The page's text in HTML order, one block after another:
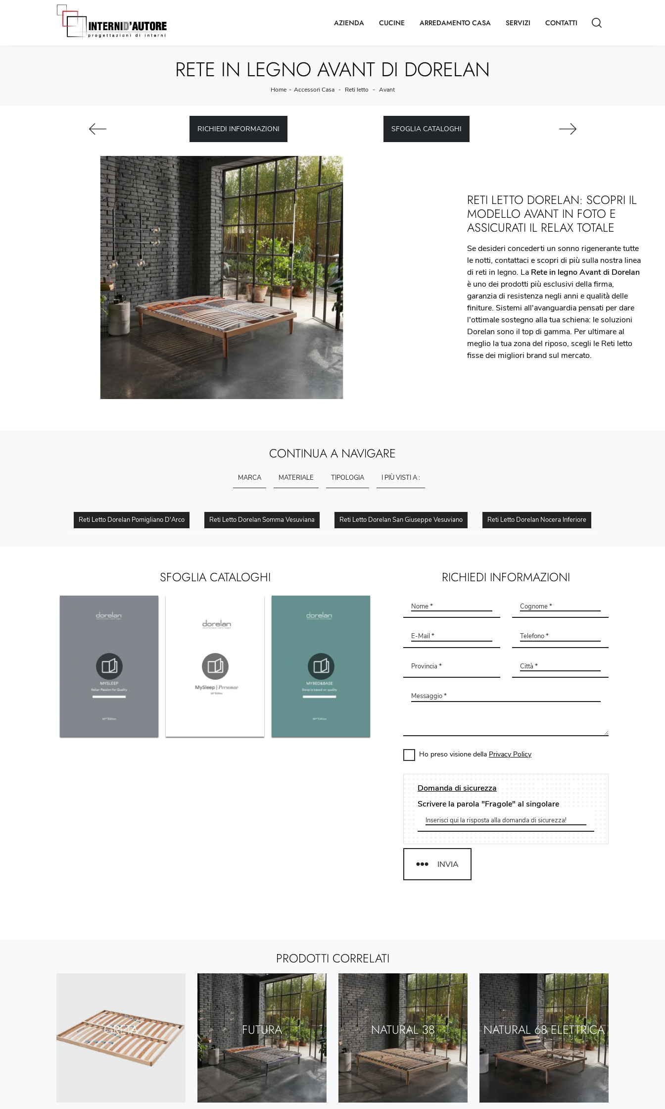
AZIENDA CUCINE ARREDAMENTO CASA SERVIZI CONTATTI
RETE IN LEGNO AVANT DI DORELAN
Home - Accessori Casa - Reti letto - Avant
RICHIEDI INFORMAZIONI SFOGLIA CATALOGHI
RETI LETTO DORELAN: SCOPRI IL
MODELLO AVANT IN FOTO E
ASSICURATI IL RELAX TOTALE
Se desideri concederti un sonno rigenerante tutte
le notti, contattaci e scopri di più sulla nostra linea
di reti in legno. La Rete in legno Avant di Dorelan
è uno dei prodotti più esclusivi della firma,
garanzia di resistenza negli anni e qualità delle
finiture. Sistemi all'avanguardia pensati per dare
l'ottimale sostegno alla tua schiena: le soluzioni
Dorelan sono il top di gamma. Per ultimare al
meglio la tua zona del riposo, scegli le Reti letto
fisse dei migliori brand sul mercato.
CONTINUA A NAVIGARE
MARCA MATERIALE TIPOLOGIA I PIÙ VISTI A :
Reti Letto Dorelan Pomigliano D'Arco Reti Letto Dorelan Somma Vesuviana Reti Letto Dorelan San Giuseppe Vesuviano Reti Letto Dorelan Nocera Inferiore
SFOGLIA CATALOGHI RICHIEDI INFORMAZIONI
Ho preso visione della Privacy Policy
Domanda di sicurezza
Scrivere la parola "Fragole" al singolare
INVIA
PRODOTTI CORRELATI
GRETA FUTURA NATURAL 38 NATURAL 68 ELETTRICA